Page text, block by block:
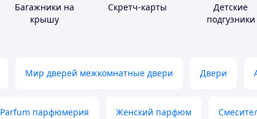
Багажники на
крышу
Скретч-карты
Детские
подгузники
Мир дверей межкомнатные двери Двери
Parfum парфюмерия Женский парфюм